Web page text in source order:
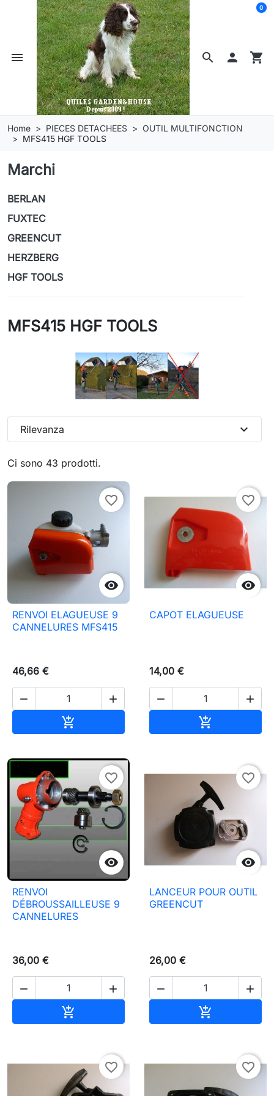
search
menu  shopping_cart
0
Home PIECES DETACHEES
OUTIL MULTIFONCTION
MFS415 HGF TOOLS
Marchi
BERLAN
FUXTEC
GREENCUT
HERZBERG
HGF TOOLS
MFS415 HGF TOOLS
Ci sono 43 prodotti.
Rilevanza expand_more

favorite_border
RENVOI ELAGUEUSE 9
CANNELURES MFS415
46,66 €
 


favorite_border
CAPOT ELAGUEUSE
14,00 €
 


favorite_border
RENVOI
DÉBROUSSAILLEUSE 9
CANNELURES
36,00 €
 


favorite_border
LANCEUR POUR OUTIL
GREENCUT
26,00 €
 

favorite_border favorite_border